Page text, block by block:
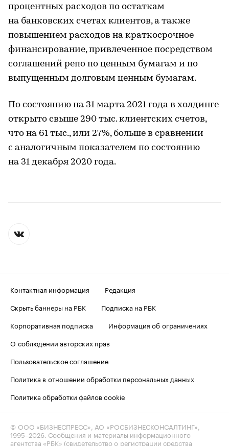
процентных расходов по остаткам
на банковских счетах клиентов, а также
повышением расходов на краткосрочное
финансирование, привлеченное посредством
соглашений репо по ценным бумагам и по
выпущенным долговым ценным бумагам.
По состоянию на 31 марта 2021 года в холдинге
открыто свыше 290 тыс. клиентских счетов,
что на 61 тыс., или 27%, больше в сравнении
с аналогичным показателем по состоянию
на 31 декабря 2020 года.
Контактная информация
Редакция
Скрыть баннеры на РБК
Подписка на РБК
Корпоративная подписка
Информация об ограничениях
О соблюдении авторских прав
Пользовательское соглашение
Политика в отношении обработки персональных данных
Политика обработки файлов cookie
© ООО «БИЗНЕСПРЕСС», АО «РОСБИЗНЕСКОНСАЛТИНГ»,
1995–2026. Сообщения и материалы информационного
агентства «РБК» (свидетельство о регистрации средства